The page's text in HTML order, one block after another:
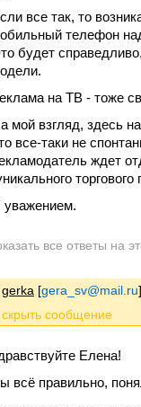
все так, то
телефон
будет
на ТВ - тоже
мой взгляд, здесь
все-таки не
ждет
уважением.
все ответы на
gerka [gera_sv@mail.ru]
Елена!
всё правильно,